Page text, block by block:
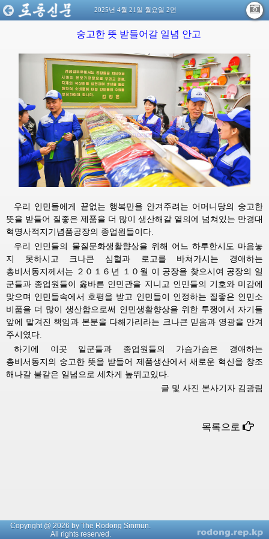
2025년 4월 21일 월요일 2면
숭고한 뜻 받들어갈 일념 안고
우리 인민들에게 끝없는 행복만을 안겨주려는 어머니당의 숭고한
뜻을 받들어 질좋은 제품을 더 많이 생산해갈 열의에 넘쳐있는 만경대
혁명사적지기념품공장의 종업원들이다.
우리 인민들의 물질문화생활향상을 위해 어느 하루한시도 마음놓
지 못하시고 크나큰 심혈과 로고를 바쳐가시는 경애하는
총비서동지께서는 ２０１６년 １０월 이 공장을 찾으시여 공장의 일
군들과 종업원들이 옳바른 인민관을 지니고 인민들의 기호와 미감에
맞으며 인민들속에서 호평을 받고 인민들이 인정하는 질좋은 인민소
비품을 더 많이 생산함으로써 인민생활향상을 위한 투쟁에서 자기들
앞에 맡겨진 책임과 본분을 다해가리라는 크나큰 믿음과 영광을 안겨
주시였다.
하기에 이곳 일군들과 종업원들의 가슴가슴은 경애하는
총비서동지의
숭고한 뜻을 받들어 제품생산에서 새로운 혁신을 창조
해나갈 불같은 일념으로 세차게 높뛰고있다.
글 및 사진 본사기자 김광림
목록으로
Copyright @ 2026 by The Rodong Sinmun.
All rights reserved.